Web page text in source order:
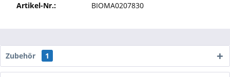
Artikel-Nr.: BIOMA0207830
Zubehör 1